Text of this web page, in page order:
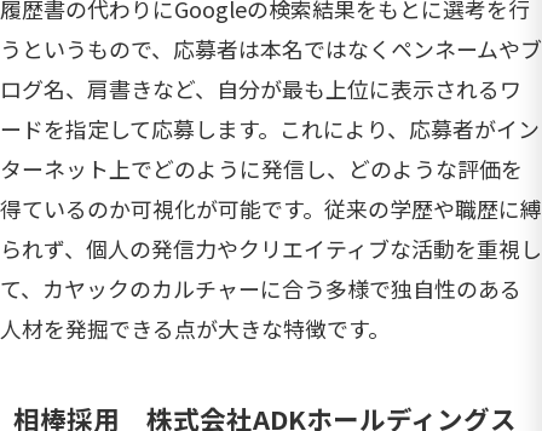
履歴書の代わりにGoogleの検索結果をもとに選考を行
うというもので、応募者は本名ではなくペンネームやブ
ログ名、肩書きなど、自分が最も上位に表示されるワ
ードを指定して応募します。これにより、応募者がイン
ターネット上でどのように発信し、どのような評価を
得ているのか可視化が可能です。従来の学歴や職歴に縛
られず、個人の発信力やクリエイティブな活動を重視し
て、カヤックのカルチャーに合う多様で独自性のある
人材を発掘できる点が大きな特徴です。
相棒採用 株式会社ADKホールディングス